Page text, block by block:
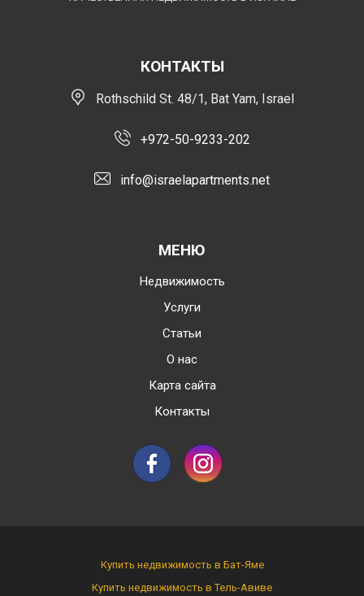
КОНТАКТЫ
Rothschild St. 48/1, Bat Yam, Israel
+972-50-9233-202
info@israelapartments.net
МЕНЮ
Недвижимость
Услуги
Статьи
О нас
Карта сайта
Контакты
Купить недвижимость в Бат-Яме
Купить недвижимость в Тель-Авиве